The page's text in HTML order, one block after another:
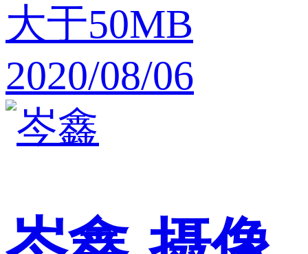
大于50MB
2020/08/06